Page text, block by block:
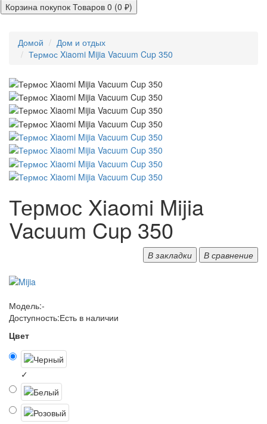
Корзина покупок Товаров 0 (0 ₽)
Домой
Дом и отдых
Термос Xiaomi Mijia Vacuum Cup 350
Термос Xiaomi Mijia
Vacuum Cup 350
В закладки В сравнение
Модель:-
Доступность:Есть в наличии
Цвет
✓